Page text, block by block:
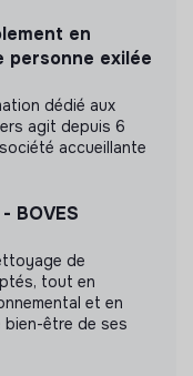
de
en
personne exilée
dédié aux
agit depuis 6
accueillante
BOVES
de
tout en
et en
être de ses